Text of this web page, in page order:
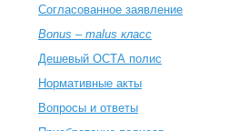
Согласованное заявление
Bonus – malus класс
Дешевый ОСТА полис
Нормативные акты
Вопросы и ответы